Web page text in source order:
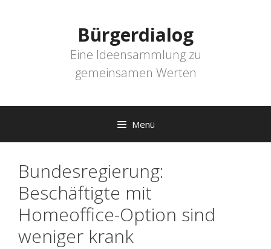
Bürgerdialog
Eine Ideensammlung zu
gemeinsamen Werten
Menü
Bundesregierung:
Beschäftigte mit
Homeoffice-Option sind
weniger krank